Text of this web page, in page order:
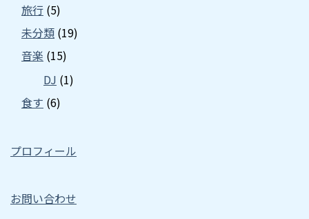
旅行 (5)
未分類 (19)
音楽 (15)
DJ (1)
食す (6)
プロフィール
お問い合わせ